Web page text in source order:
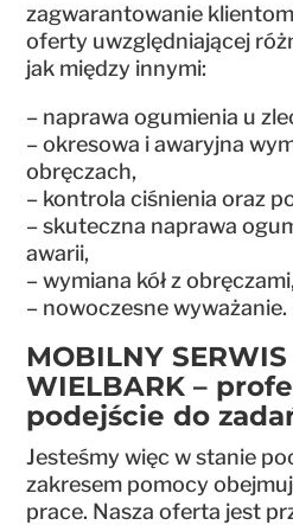
zagwarantowanie
oferty uwzględniającej
jak między innymi:
– naprawa ogumienia u
– okresowa i awaryjna
obręczach,
– kontrola ciśnienia oraz
– skuteczna naprawa
awarii,
– wymiana kół z
– nowoczesne wyważanie.
MOBILNY
WIELBARK –
podejście do
Jesteśmy więc w stanie
zakresem pomocy
prace. Nasza oferta jest